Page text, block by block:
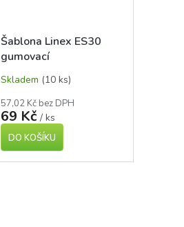
Šablona Linex ES30
gumovací
Skladem (10 ks)
57,02 Kč bez DPH
69 Kč / ks
DO KOŠÍKU